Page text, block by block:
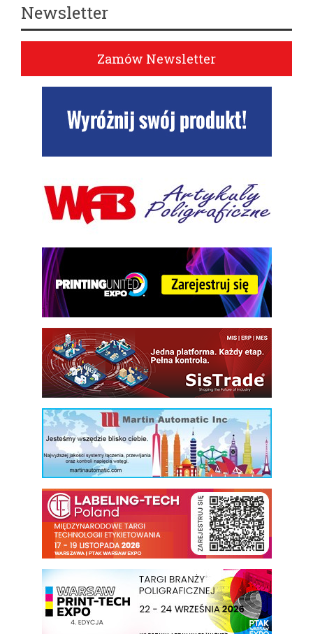
Newsletter
Zamów Newsletter